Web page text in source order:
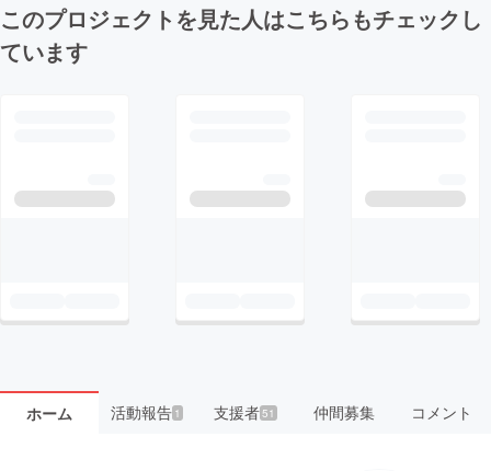
このプロジェクトを見た人はこちらもチェックし
ています
ホーム 活動報告1 支援者51 仲間募集 コメント